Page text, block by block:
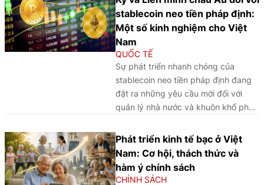
stablecoin neo tiền pháp định:
Một số kinh nghiệm cho Việt
Nam
QUỐC TẾ
Sự phát triển nhanh chóng của
stablecoin neo tiền pháp định đang
đặt ra những yêu cầu mới đối với
quản lý nhà nước và khuôn khổ pháp
kinh nghiệm quốc tế, bài viết làm rõ
các vấn đề pháp lý cốt lõi, đồng thời
đề xuất định hướng hoàn thiện pháp
luật về stablecoin tại Việt Nam.
Phát triển kinh tế bạc ở Việt
Nam: Cơ hội, thách thức và
hàm ý chính sách
CHÍNH SÁCH